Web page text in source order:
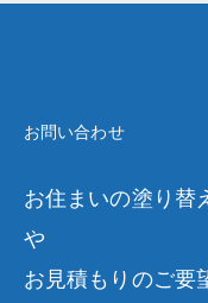
お問い合わせ
お住まいの塗り替
や
お見積もりのご要